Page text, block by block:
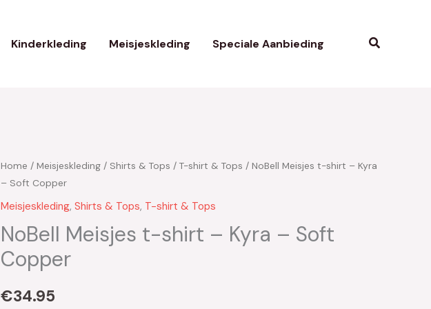
Kinderkleding Meisjeskleding Speciale Aanbieding Zoeken
Home / Meisjeskleding / Shirts & Tops / T-shirt & Tops / NoBell Meisjes t-shirt – Kyra
– Soft Copper
Meisjeskleding, Shirts & Tops, T-shirt & Tops
NoBell Meisjes t-shirt – Kyra – Soft
Copper
€34.95